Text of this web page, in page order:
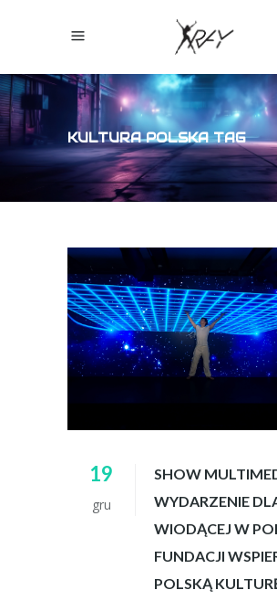
KULTURA POLSKA TAG
19
gru
SHOW
WYDARZENIE
WIODĄCEJ W
FUNDACJI
POLSKĄ